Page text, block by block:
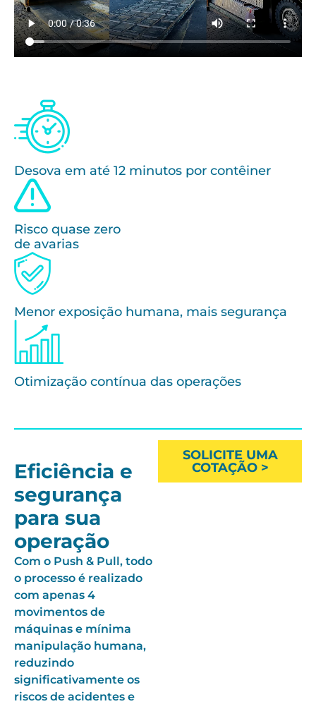
Desova em até 12 minutos por contêiner
Risco quase zero
de avarias
Menor exposição humana, mais segurança
Otimização contínua das operações
Eficiência e
segurança
para sua
operação
Com o Push & Pull, todo
o processo é realizado
com apenas 4
movimentos de
máquinas e mínima
manipulação humana,
reduzindo
significativamente os
riscos de acidentes e
SOLICITE UMA
COTAÇÃO >